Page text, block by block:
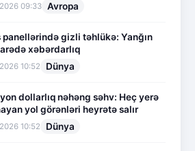
09:33 Avropa
panellərində gizli təhlükə: Yanğın
xəbərdarlıq
10:52 Dünya
dollarlıq nəhəng səhv: Heç yerə
yol görənləri heyrətə salır
10:52 Dünya